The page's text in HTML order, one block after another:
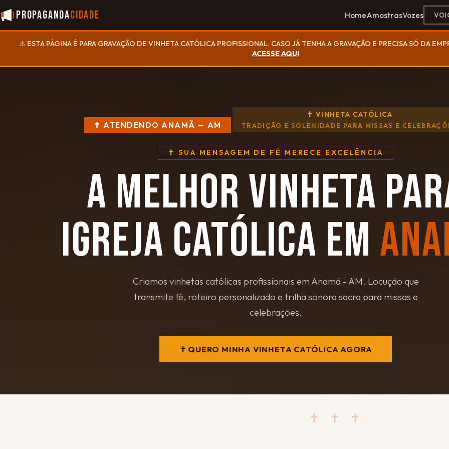
PropagandaCidade HomeAmostrasVozes
⚠️ ESTA PÁGINA É PARA GRAVAÇÃO DE VINHETA CATÓLICA PROFISSIONAL. CASO JÁ TENHA A GRAVAÇÃO E PRECISA SÓ DA
ACESSE AQUI
✝ ATENDENDO ANAMÃ — AM
✝ VINHETA CATÓLICA
TRADIÇÃO E SOLENIDADE PARA MISSAS E
✝ SUA MENSAGEM DE FÉ MERECE EXCELÊNCIA
A MELHOR VINHETA
IGREJA CATÓLICA EM
Criamos vinhetas católicas profissionais em Anamã - AM. Locução que
transmite fé, roteiro personalizado e trilha sonora sacra para missas e
celebrações.
✝ QUERO MINHA VINHETA CATÓLICA AGORA
✝ ✝ ✝